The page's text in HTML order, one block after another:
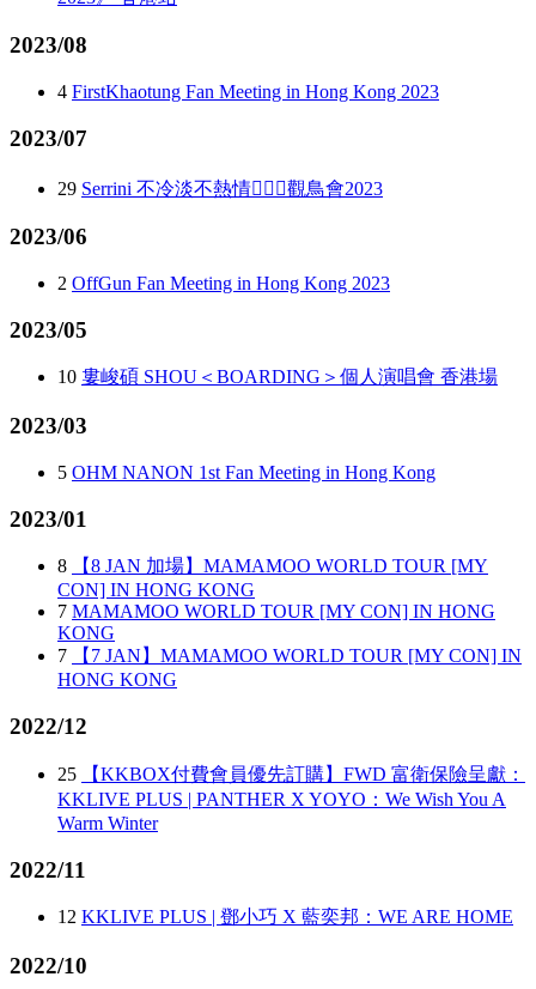
2023/08
4 FirstKhaotung Fan Meeting in Hong Kong 2023
2023/07
29 Serrini 不冷淡不熱情🧖🏻‍♀️觀鳥會2023
2023/06
2 OffGun Fan Meeting in Hong Kong 2023
2023/05
10 婁峻碩 SHOU＜BOARDING＞個人演唱會 香港場
2023/03
5 OHM NANON 1st Fan Meeting in Hong Kong
2023/01
8
【8 JAN 加場】MAMAMOO WORLD TOUR [MY
CON] IN HONG KONG
7 MAMAMOO WORLD TOUR [MY CON] IN HONG
KONG
7
【7 JAN】MAMAMOO WORLD TOUR [MY CON] IN
HONG KONG
2022/12
25
【KKBOX付費會員優先訂購】FWD 富衛保險呈獻：
KKLIVE PLUS | PANTHER X YOYO：We Wish You A
Warm Winter
2022/11
12 KKLIVE PLUS | 鄧小巧 X 藍奕邦：WE ARE HOME
2022/10